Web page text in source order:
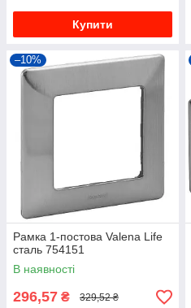
Купити
–10%
Рамка 1-постова Valena Life
сталь 754151
В наявності
296,57 ₴ 329,52 ₴